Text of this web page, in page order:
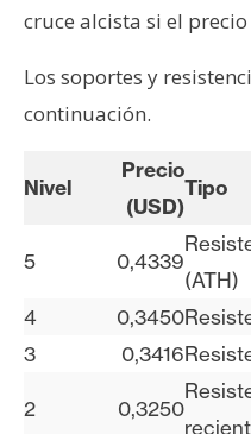
cruce alcista si el
Los soportes y
continuación.
Nivel
Precio
(USD)
Tipo
5 0,4339
(ATH)
4
0,3450
3
0,3416
2 0,3250